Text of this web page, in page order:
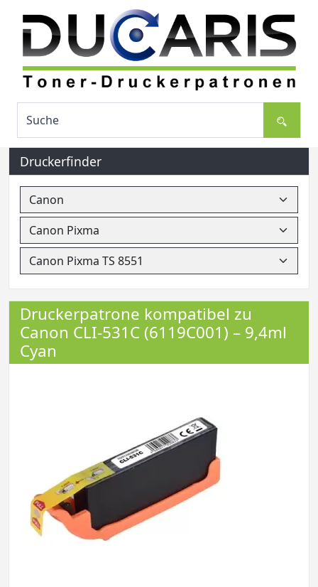
Druckerfinder
Druckerpatrone kompatibel zu
Canon CLI-531C (6119C001) – 9,4ml
Cyan